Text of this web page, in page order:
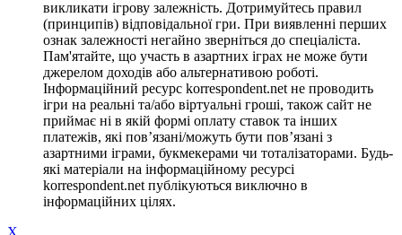
викликати ігрову залежність. Дотримуйтесь правил
(принципів) відповідальної гри. При виявленні перших
ознак залежності негайно зверніться до спеціаліста.
Пам'ятайте, що участь в азартних іграх не може бути
джерелом доходів або альтернативою роботі.
Інформаційний ресурс korrespondent.net не проводить
ігри на реальні та/або віртуальні гроші, також сайт не
приймає ні в якій формі оплату ставок та інших
платежів, які пов’язані/можуть бути пов’язані з
азартними іграми, букмекерами чи тоталізаторами. Будь-
які матеріали на інформаційному ресурсі
korrespondent.net публікуються виключно в
інформаційних цілях.
X